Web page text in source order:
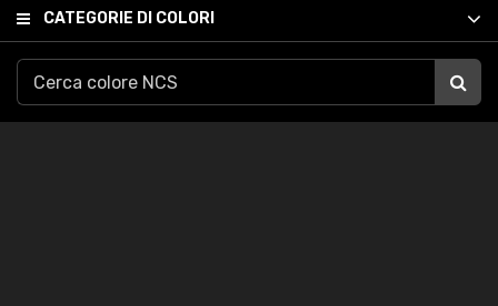
CATEGORIE DI COLORI